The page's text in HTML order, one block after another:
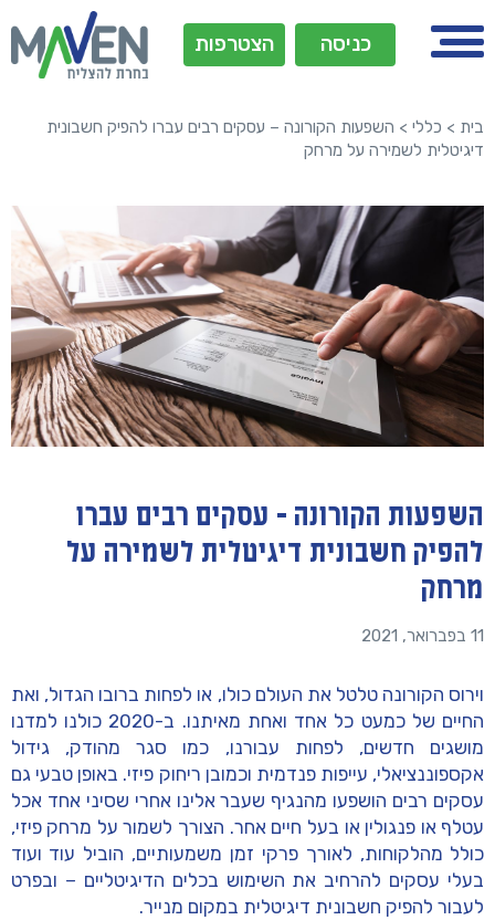
כניסה הצטרפות
בית > כללי> השפעות הקורונה – עסקים רבים עברו להפיק חשבונית
דיגיטלית לשמירה על מרחק
השפעות הקורונה - עסקים רבים עברו
להפיק חשבונית דיגיטלית לשמירה על
מרחק
11 בפברואר, 2021
וירוס הקורונה טלטל את העולם כולו, או לפחות ברובו הגדול, ואת
החיים של כמעט כל אחד ואחת מאיתנו. ב-2020 כולנו למדנו
מושגים חדשים, לפחות עבורנו, כמו סגר מהודק, גידול
אקספוננציאלי, עייפות פנדמית וכמובן ריחוק פיזי. באופן טבעי גם
עסקים רבים הושפעו מהנגיף שעבר אלינו אחרי שסיני אחד אכל
עטלף או פנגולין או בעל חיים אחר. הצורך לשמור על מרחק פיזי,
כולל מהלקוחות, לאורך פרקי זמן משמעותיים, הוביל עוד ועוד
בעלי עסקים להרחיב את השימוש בכלים הדיגיטליים – ובפרט
לעבור להפיק חשבונית דיגיטלית במקום מנייר.